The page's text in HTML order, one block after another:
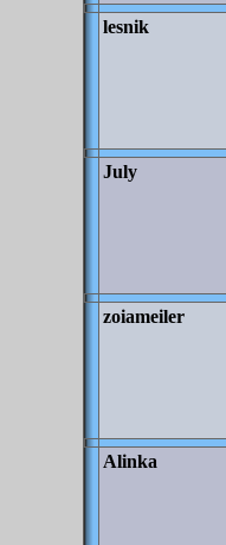
lesnik
July
zoiameiler
Alinka